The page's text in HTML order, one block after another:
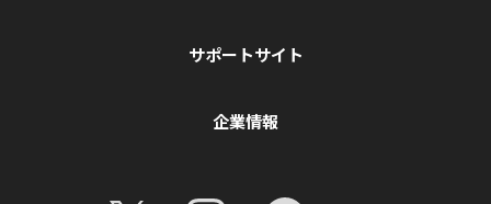
サポートサイト
企業情報